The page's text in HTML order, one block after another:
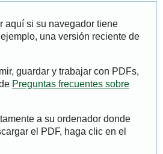
aquí si su navegador tiene
una versión reciente de
guardar y trabajar con PDFs,
Preguntas frecuentes sobre
a su ordenador donde
el PDF, haga clic en el